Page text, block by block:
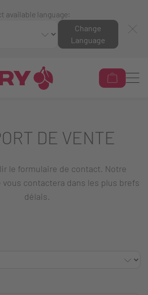
available language:
Change
Language
DE VENTE
le formulaire de contact. Notre
contactera dans les plus brefs
délais.